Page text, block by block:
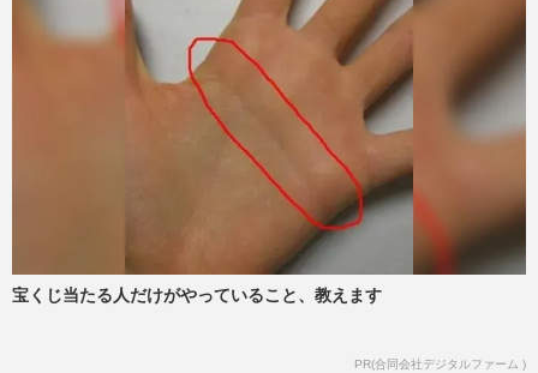
宝くじ当たる人だけがやっていること、教えます
PR(合同会社デジタルファーム )